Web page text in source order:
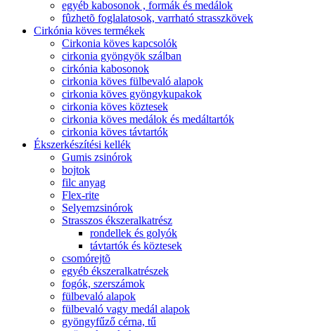
egyéb kabosonok , formák és medálok
fûzhetõ foglalatosok, varrható strasszkövek
Cirkónia köves termékek
Cirkonia köves kapcsolók
cirkonia gyöngyök szálban
cirkónia kabosonok
cirkonia köves fülbevaló alapok
cirkonia köves gyöngykupakok
cirkonia köves köztesek
cirkonia köves medálok és medáltartók
cirkonia köves távtartók
Ékszerkészítési kellék
Gumis zsinórok
bojtok
filc anyag
Flex-rite
Selyemzsinórok
Strasszos ékszeralkatrész
rondellek és golyók
távtartók és köztesek
csomórejtõ
egyéb ékszeralkatrészek
fogók, szerszámok
fülbevaló alapok
fülbevaló vagy medál alapok
gyöngyfűző cérna, tű